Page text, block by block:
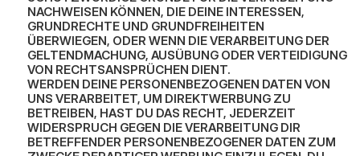
NACHWEISEN KÖNNEN, DIE DEINE INTERESSEN,
GRUNDRECHTE UND GRUNDFREIHEITEN
ÜBERWIEGEN, ODER WENN DIE VERARBEITUNG DER
GELTENDMACHUNG, AUSÜBUNG ODER VERTEIDIGUNG
VON RECHTSANSPRÜCHEN DIENT.
WERDEN DEINE PERSONENBEZOGENEN DATEN VON
UNS VERARBEITET, UM DIREKTWERBUNG ZU
BETREIBEN, HAST DU DAS RECHT, JEDERZEIT
WIDERSPRUCH GEGEN DIE VERARBEITUNG DIR
BETREFFENDER PERSONENBEZOGENER DATEN ZUM